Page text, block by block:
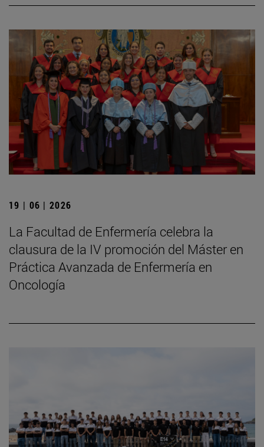
19 | 06 | 2026
La Facultad de Enfermería celebra la
clausura de la IV promoción del Máster en
Práctica Avanzada de Enfermería en
Oncología